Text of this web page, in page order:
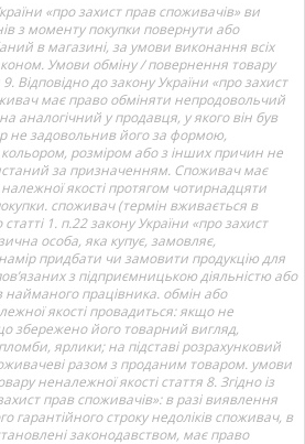
«про захист прав споживачів» ви
з моменту покупки повернути або
в магазині, за умови виконання всіх
Умови обміну / повернення товару
Відповідно до закону України «про захист
має право обміняти непродовольчий
аналогічний у продавця, у якого він був
не задовольнив його за формою,
розміром або з інших причин не
за призначенням. Споживач має
якості протягом чотирнадцяти
споживач (термін вживається в
1. п.22 закону України «про захист
особа, яка купує, замовляє,
придбати чи замовити продукцію для
з підприємницькою діяльністю або
найманого працівника. обмін або
якості провадиться: якщо не
збережено його товарний вигляд,
ярлики; на підставі розрахунковий
разом з проданим товаром. умови
неналежної якості стаття 8. Згідно із
прав споживачів»: в разі виявлення
гарантійного строку недоліків споживач, в
законодавством, має право